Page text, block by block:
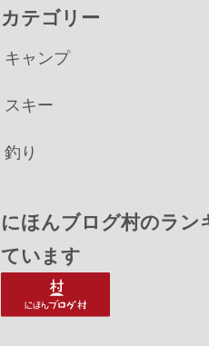
カテゴリー
キャンプ
スキー
釣り
にほんブログ村のラン
ています